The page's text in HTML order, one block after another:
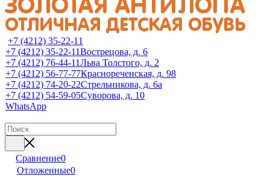
+7 (4212) 35-22-11
+7 (4212) 35-22-11Вострецова, д. 6
+7 (4212) 76-44-11Льва Толстого, д. 2
+7 (4212) 56-77-77Краснореченская, д. 98
+7 (4212) 74-20-22Стрельникова, д. 6а
+7 (4212) 54-59-05Суворова, д. 10
WhatsApp
Сравнение0
Отложенные0